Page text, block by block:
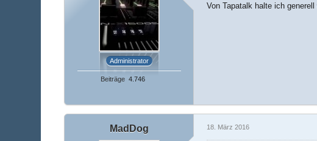
Administrator
Beiträge 4.746
Von Tapatalk halte ich
MadDog 18. März 2016